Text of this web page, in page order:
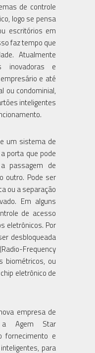
de controle
logo se pensa
escritórios em
faz tempo que
Atualmente
inovadoras e
e até
ou condominial,
inteligentes
um sistema de
porta que pode
passagem de
outro. Pode ser
ou a separação
Em alguns
de acesso
eletrônicos. Por
desbloqueada
Frequency
biométricos, ou
eletrônico de
empresa de
a Agem Star
fornecimento e
para